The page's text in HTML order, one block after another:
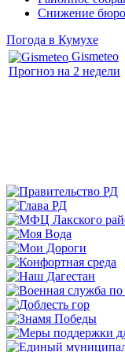
Снижение
Погода в Кумухе
Gismeteo
Прогноз на 2 недели